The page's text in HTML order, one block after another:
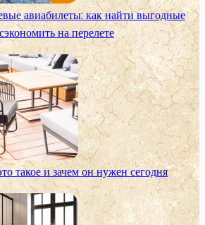
авиабилеты: как найти выгодные
на перелете
такое и зачем он нужен сегодня